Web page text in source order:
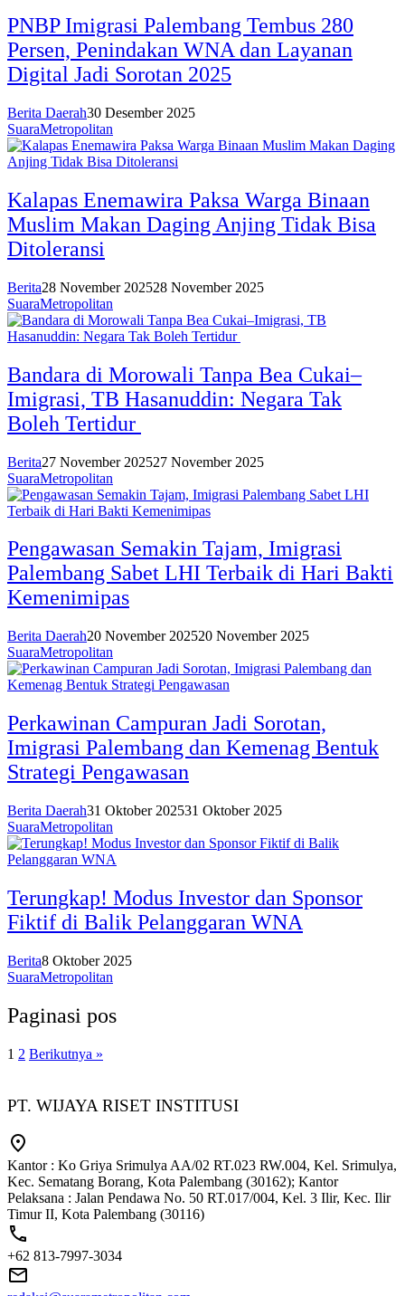
PNBP Imigrasi Palembang Tembus 280
Persen, Penindakan WNA dan Layanan
Digital Jadi Sorotan 2025
Berita Daerah30 Desember 2025
SuaraMetropolitan
Kalapas Enemawira Paksa Warga Binaan
Muslim Makan Daging Anjing Tidak Bisa
Ditoleransi
Berita28 November 202528 November 2025
SuaraMetropolitan
Bandara di Morowali Tanpa Bea Cukai–
Imigrasi, TB Hasanuddin: Negara Tak
Boleh Tertidur
Berita27 November 202527 November 2025
SuaraMetropolitan
Pengawasan Semakin Tajam, Imigrasi
Palembang Sabet LHI Terbaik di Hari Bakti
Kemenimipas
Berita Daerah20 November 202520 November 2025
SuaraMetropolitan
Perkawinan Campuran Jadi Sorotan,
Imigrasi Palembang dan Kemenag Bentuk
Strategi Pengawasan
Berita Daerah31 Oktober 202531 Oktober 2025
SuaraMetropolitan
Terungkap! Modus Investor dan Sponsor
Fiktif di Balik Pelanggaran WNA
Berita8 Oktober 2025
SuaraMetropolitan
Paginasi pos
1 2 Berikutnya »
PT. WIJAYA RISET INSTITUSI
Kantor : Ko Griya Srimulya AA/02 RT.023 RW.004, Kel. Srimulya,
Kec. Sematang Borang, Kota Palembang (30162); Kantor
Pelaksana : Jalan Pendawa No. 50 RT.017/004, Kel. 3 Ilir, Kec. Ilir
Timur II, Kota Palembang (30116)
+62 813-7997-3034